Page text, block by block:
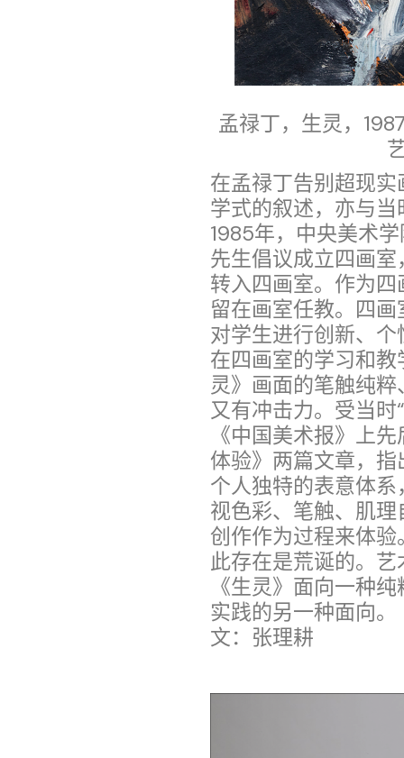
孟禄丁，生灵，
在孟禄丁告别超现
学式的叙述，亦与
1985年，中央美术
先生倡议成立四画
转入四画室。作为
留在画室任教。四
对学生进行创新、
在四画室的学习和
灵》画面的笔触纯
又有冲击力。受当时
《中国美术报》上
体验》两篇文章，指
个人独特的表意体
视色彩、笔触、肌
创作作为过程来体
此存在是荒诞的。
《生灵》面向一种
实践的另一种面向。
文：张理耕